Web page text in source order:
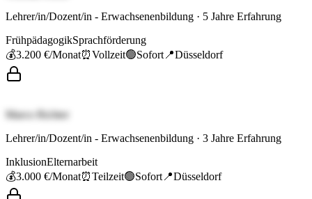
Lehrer/in/Dozent/in - Erwachsenenbildung · 5 Jahre Erfahrung
FrühpädagogikSprachförderung
💰3.200 €/Monat⏰Vollzeit🟢Sofort 📍Düsseldorf
Marco Richter
Lehrer/in/Dozent/in - Erwachsenenbildung · 3 Jahre Erfahrung
InklusionElternarbeit
💰3.000 €/Monat⏰Teilzeit🟢Sofort 📍Düsseldorf